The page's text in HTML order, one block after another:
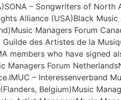
– Songwriters of North
Alliance (USA)Black
Managers Forum
des Artistes de la
members who have signed
Managers Forum
– Interessenverband
Belgium)Music